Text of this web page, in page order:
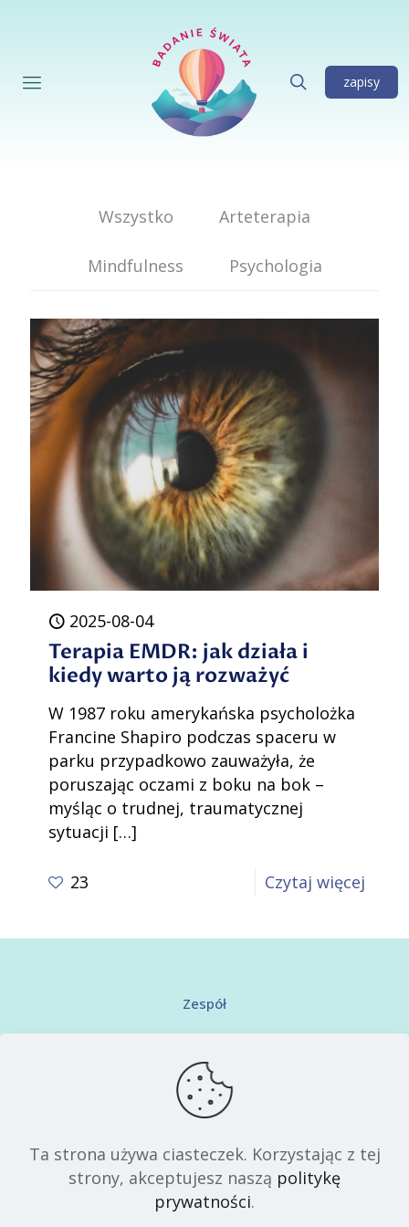
zapisy
Wszystko Arteterapia
Mindfulness Psychologia
2025-08-04
Terapia EMDR: jak działa i
kiedy warto ją rozważyć
W 1987 roku amerykańska psycholożka
Francine Shapiro podczas spaceru w
parku przypadkowo zauważyła, że
poruszając oczami z boku na bok –
myśląc o trudnej, traumatycznej
sytuacji […]
23 Czytaj więcej
Zespół
Regulamin serwisu
Polityka prywatności
Ta strona używa ciasteczek. Korzystając z tej
strony, akceptujesz naszą politykę
prywatności.